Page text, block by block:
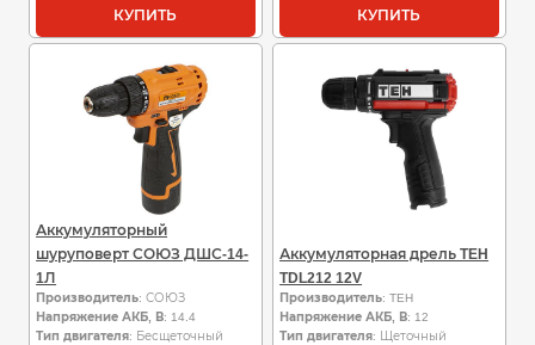
КУПИТЬ КУПИТЬ
Аккумуляторный
шуруповерт СОЮЗ ДШС-14-
1Л
Производитель: СОЮЗ
Напряжение АКБ, В: 14.4
Тип двигателя: Бесщеточный
Аккумуляторная дрель TEH
TDL212 12V
Производитель: TEH
Напряжение АКБ, В: 12
Тип двигателя: Щеточный